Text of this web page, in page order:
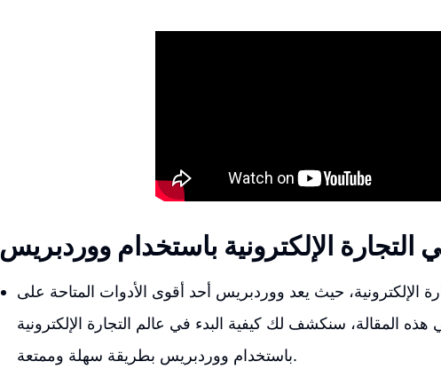
التجارة الإلكترونية باستخدام ووردبريس
الإلكترونية، حيث يعد ووردبريس أحد أقوى الأدوات المتاحة على
هذه المقالة، سنكشف لك كيفية البدء في عالم التجارة الإلكترونية
باستخدام ووردبريس بطريقة سهلة وممتعة.